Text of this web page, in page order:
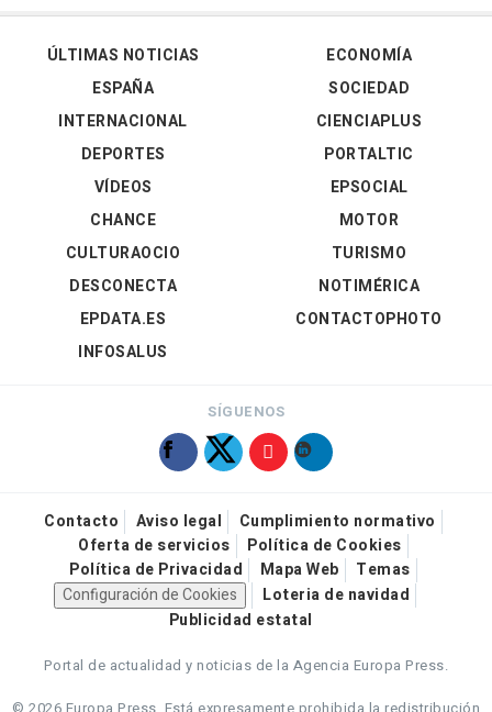
ÚLTIMAS NOTICIAS
ESPAÑA
INTERNACIONAL
DEPORTES
VÍDEOS
ECONOMÍA
SOCIEDAD
CIENCIAPLUS
PORTALTIC
EPSOCIAL
CHANCE
CULTURAOCIO
DESCONECTA
EPDATA.ES
INFOSALUS
MOTOR
TURISMO
NOTIMÉRICA
CONTACTOPHOTO
SÍGUENOS
Contacto Aviso legal
Cumplimiento normativo
Oferta de servicios
Política de Cookies
Política de Privacidad
Mapa Web
Temas
Configuración de Cookies
Loteria de navidad
Publicidad estatal
Portal de actualidad y noticias de la Agencia Europa Press.